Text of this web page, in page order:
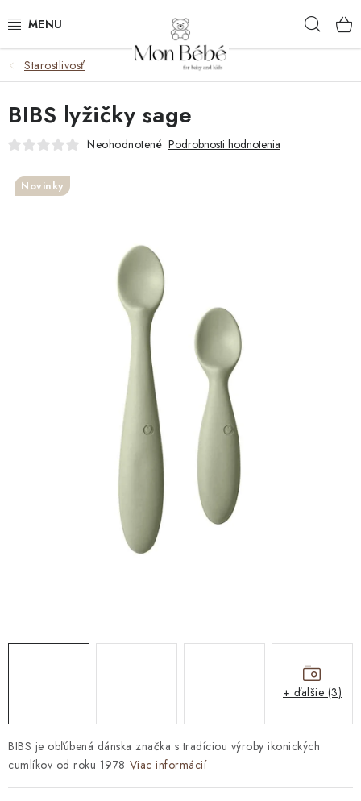
na
ZĽAVY
OBLEČENIE
VÝBAVA
STAROSTLIVOSŤ
Všeobecné obchodné podmienky
Podmienky ochrany osobných údajov a poučenie o cookies
Formulár na odstúpenie od zmluvy
Reklamačný formulár
Newsletter - Ochrana osobných údajov
Starostlivosť
BIBS je obľúbená dánska značka s tradíciou výroby ikonických
cumlíkov od roku 1978 Viac informácií
BIBS lyžičky sage
Neohodnotené Podrobnosti hodnotenia
Novinky
+ ďalšie (3)